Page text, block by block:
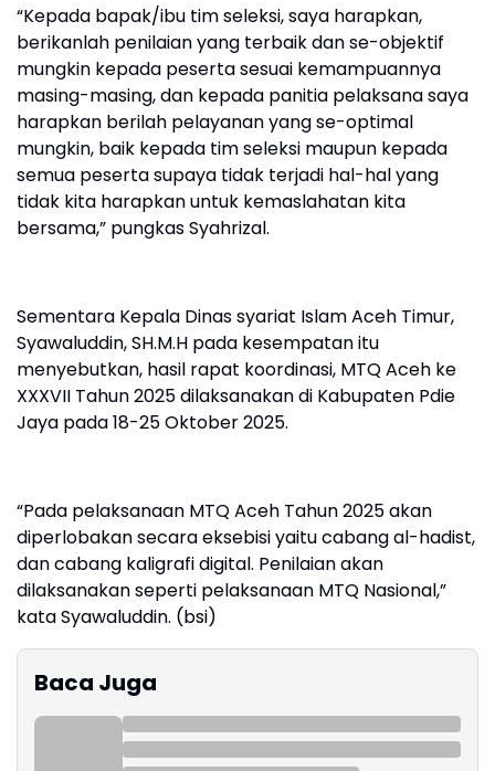
“Kepada bapak/ibu tim seleksi, saya harapkan,
berikanlah penilaian yang terbaik dan se-objektif
mungkin kepada peserta sesuai kemampuannya
masing-masing, dan kepada panitia pelaksana saya
harapkan berilah pelayanan yang se-optimal
mungkin, baik kepada tim seleksi maupun kepada
semua peserta supaya tidak terjadi hal-hal yang
tidak kita harapkan untuk kemaslahatan kita
bersama,” pungkas Syahrizal.
Sementara Kepala Dinas syariat Islam Aceh Timur,
Syawaluddin, SH.M.H pada kesempatan itu
menyebutkan, hasil rapat koordinasi, MTQ Aceh ke
XXXVII Tahun 2025 dilaksanakan di Kabupaten Pdie
Jaya pada 18-25 Oktober 2025.
“Pada pelaksanaan MTQ Aceh Tahun 2025 akan
diperlobakan secara eksebisi yaitu cabang al-hadist,
dan cabang kaligrafi digital. Penilaian akan
dilaksanakan seperti pelaksanaan MTQ Nasional,”
kata Syawaluddin. (bsi)
Baca Juga